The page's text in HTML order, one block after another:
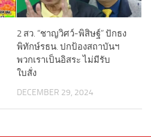
2 สว. “ชาญวิศว์-พิสิษฐ์” ปักธง
พิทักษ์รธน. ปกป้องสถาบันฯ
พวกเราเป็นอิสระ ไม่มีรับ
ใบสั่ง
DECEMBER 29, 2024